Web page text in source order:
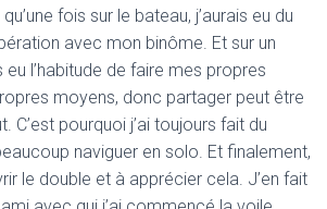
fois sur le bateau, j’aurais eu du
avec mon binôme. Et sur un
eu l’habitude de faire mes propres
moyens, donc partager peut être
C’est pourquoi j’ai toujours fait du
naviguer en solo. Et finalement,
le double et à apprécier cela. J’en fait